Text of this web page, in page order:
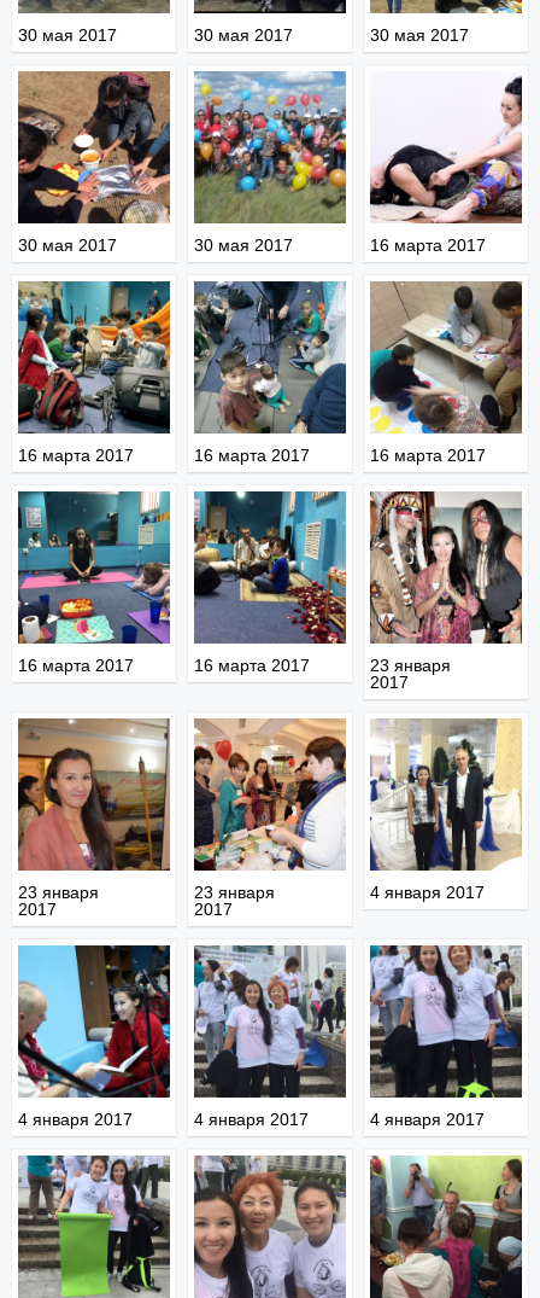
30 мая 2017 30 мая 2017 30 мая 2017
30 мая 2017 30 мая 2017 16 марта 2017
16 марта 2017 16 марта 2017 16 марта 2017
16 марта 2017 16 марта 2017
23 января
2017
23 января
2017
23 января
2017
4 января 2017
4 января 2017 4 января 2017 4 января 2017